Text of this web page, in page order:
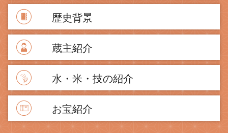
歴史背景
蔵主紹介
水・米・技の紹介
お宝紹介